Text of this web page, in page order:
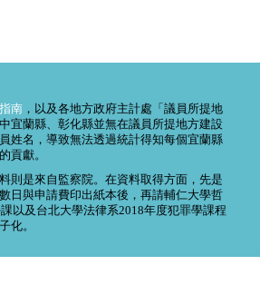
南 ，以及各地方政府主計處「議員所提地
宜蘭縣、彰化縣並無在議員所提地方建設
姓名，導致無法透過統計得知每個宜蘭縣
貢獻。
則是來自監察院。在資料取得方面，先是
日與申請費印出紙本後，再請輔仁大學哲
以及台北大學法律系2018年度犯罪學課程
化。